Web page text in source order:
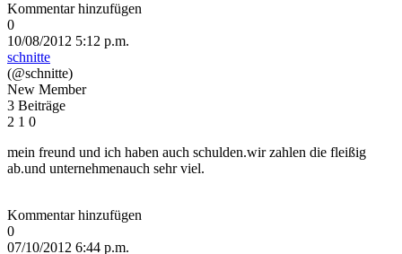
Kommentar hinzufügen
0
10/08/2012 5:12 p.m.
schnitte
(@schnitte)
New Member
3 Beiträge
2 1 0
mein freund und ich haben auch schulden.wir zahlen die fleißig
ab.und unternehmenauch sehr viel.
Kommentar hinzufügen
0
07/10/2012 6:44 p.m.